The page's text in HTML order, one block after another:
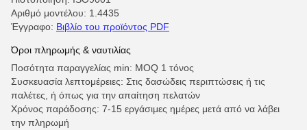
Αριθμό μοντέλου: 1.4435
Έγγραφο: Βιβλίο του προϊόντος PDF
Όροι πληρωμής & ναυτιλίας
Ποσότητα παραγγελίας min: MOQ 1 τόνος
Συσκευασία λεπτομέρειες: Στις δασώδεις περιπτώσεις ή τις
παλέτες, ή όπως για την απαίτηση πελατών
Χρόνος παράδοσης: 7-15 εργάσιμες ημέρες μετά από να λάβει
την πληρωμή